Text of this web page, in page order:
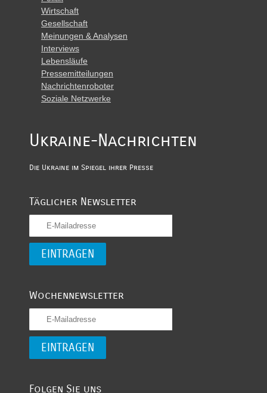
Wirtschaft
Gesellschaft
Meinungen & Analysen
Interviews
Lebensläufe
Pressemitteilungen
Nachrichtenroboter
Soziale Netzwerke
Ukraine-Nachrichten
Die Ukraine im Spiegel ihrer Presse
Täglicher Newsletter
Wochennewsletter
Folgen Sie uns